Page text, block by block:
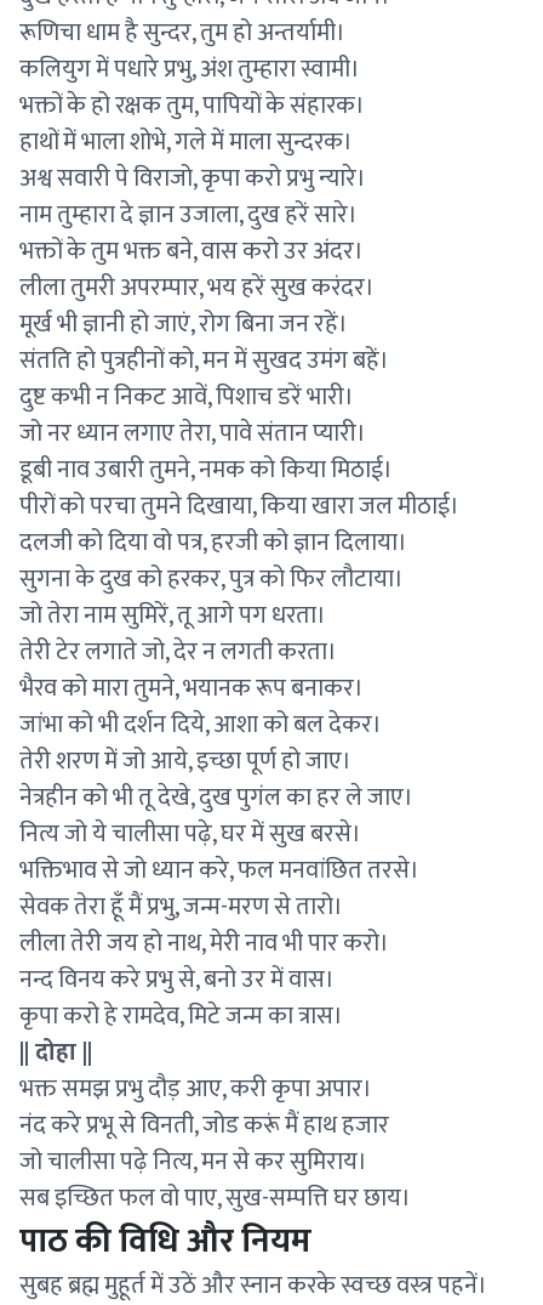
रूणिचा धाम है सुन्दर, तुम हो अन्तर्यामी।
कलियुग में पधारे प्रभु, अंश तुम्हारा स्वामी।
भक्तों के हो रक्षक तुम, पापियों के संहारक।
हाथों में भाला शोभे, गले में माला सुन्दरक।
अश्व सवारी पे विराजो, कृपा करो प्रभु न्यारे।
नाम तुम्हारा दे ज्ञान उजाला, दुख हरें सारे।
भक्तों के तुम भक्त बने, वास करो उर अंदर।
लीला तुमरी अपरम्पार, भय हरें सुख करंदर।
मूर्ख भी ज्ञानी हो जाएं, रोग बिना जन रहें।
संतति हो पुत्रहीनों को, मन में सुखद उमंग बहें।
दुष्ट कभी न निकट आवें, पिशाच डरें भारी।
जो नर ध्यान लगाए तेरा, पावे संतान प्यारी।
डूबी नाव उबारी तुमने, नमक को किया मिठाई।
पीरों को परचा तुमने दिखाया, किया खारा जल मीठाई।
दलजी को दिया वो पत्र, हरजी को ज्ञान दिलाया।
सुगना के दुख को हरकर, पुत्र को फिर लौटाया।
जो तेरा नाम सुमिरें, तू आगे पग धरता।
तेरी टेर लगाते जो, देर न लगती करता।
भैरव को मारा तुमने, भयानक रूप बनाकर।
जांभा को भी दर्शन दिये, आशा को बल देकर।
तेरी शरण में जो आये, इच्छा पूर्ण हो जाए।
नेत्रहीन को भी तू देखे, दुख पुगंल का हर ले जाए।
नित्य जो ये चालीसा पढ़े, घर में सुख बरसे।
भक्तिभाव से जो ध्यान करे, फल मनवांछित तरसे।
सेवक तेरा हूँ मैं प्रभु, जन्म-मरण से तारो।
लीला तेरी जय हो नाथ, मेरी नाव भी पार करो।
नन्द विनय करे प्रभु से, बनो उर में वास।
कृपा करो हे रामदेव, मिटे जन्म का त्रास।
|| दोहा ||
भक्त समझ प्रभु दौड़ आए, करी कृपा अपार।
नंद करे प्रभू से विनती, जोड करूं मैं हाथ हजार
जो चालीसा पढ़े नित्य, मन से कर सुमिराय।
सब इच्छित फल वो पाए, सुख-सम्पत्ति घर छाय।
पाठ की विधि और नियम
सुबह ब्रह्म मुहूर्त में उठें और स्नान करके स्वच्छ वस्त्र पहनें।